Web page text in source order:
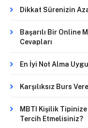
Dikkat Sürenizin
Başarılı Bir Online
Cevapları
En İyi Not Alma
Karşılıksız Burs
MBTI Kişilik Tipinize
Tercih Etmelisiniz?